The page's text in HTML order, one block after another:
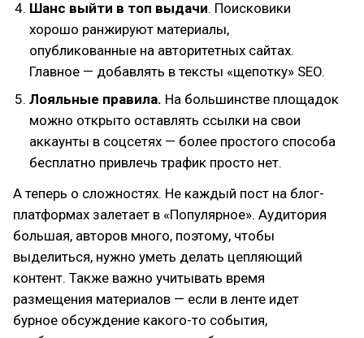
Шанс выйти в топ выдачи. Поисковики
хорошо ранжируют материалы,
опубликованные на авторитетных сайтах.
Главное — добавлять в тексты «щепотку» SEO.
Лояльные правила. На большинстве площадок
можно открыто оставлять ссылки на свои
аккаунты в соцсетях — более простого способа
бесплатно привлечь трафик просто нет.
А теперь о сложностях. Не каждый пост на блог-
платформах залетает в «Популярное». Аудитория
большая, авторов много, поэтому, чтобы
выделиться, нужно уметь делать цепляющий
контент. Также важно учитывать время
размещения материалов — если в ленте идет
бурное обсуждение какого-то события,